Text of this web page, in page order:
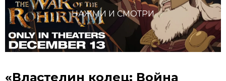
НАЖМИ И СМОТРИ
«Властелин колец: Война